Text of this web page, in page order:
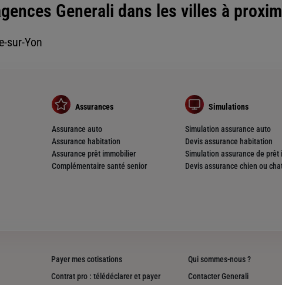
Generali dans les villes à
sur-Yon
Assurances
Assurance auto
Assurance habitation
Assurance prêt immobilier
Complémentaire santé senior
Simulations
Simulation assurance auto
Devis assurance habitation
Simulation assurance de prêt
Devis assurance chien ou
Payer mes cotisations
Contrat pro : télédéclarer et payer
Qui sommes-nous ?
Contacter Generali